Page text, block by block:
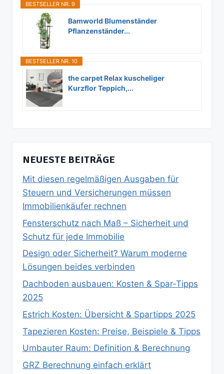
BESTSELLER NR. 9
Bamworld Blumenständer
Pflanzenständer...
BESTSELLER NR. 10
the carpet Relax kuscheliger
Kurzflor Teppich,...
NEUESTE BEITRÄGE
Mit diesen regelmäßigen Ausgaben für
Steuern und Versicherungen müssen
Immobilienkäufer rechnen
Fensterschutz nach Maß – Sicherheit und
Schutz für jede Immobilie
Design oder Sicherheit? Warum moderne
Lösungen beides verbinden
Dachboden ausbauen: Kosten & Spar‑Tipps
2025
Estrich Kosten: Übersicht & Spartipps 2025
Tapezieren Kosten: Preise, Beispiele & Tipps
Umbauter Raum: Definition & Berechnung
GRZ Berechnung einfach erklärt